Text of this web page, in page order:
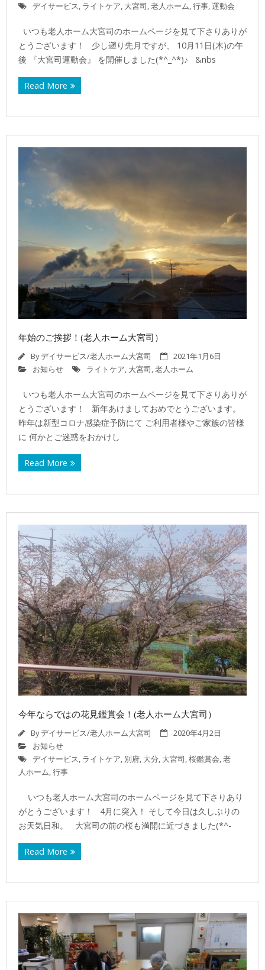
デイサービス, ライトケア, 大宮司,老人ホーム,行事,運動会
いつも老人ホーム大宮司のホームページを見て下さりありが
とうございます！ 少し遡り先月ですが、 10月11日(木)の午
後 『大宮司運動会』 を開催しました(*^_^*)♪ &nbs
Read More
年始のご挨拶！(老人ホーム大宮司）
Byデイサービス/老人ホーム大宮司
2021年1月6日
お知らせ
ライトケア, 大宮司,老人ホーム
いつも老人ホーム大宮司のホームページを見て下さりありが
とうございます！ 新年あけましておめでとうございます。
昨年は新型コロナ感染症予防にて ご利用者様やご家族の皆様
に 何かとご迷惑をおかけし
Read More
今年ならではの花見鑑賞会！(老人ホーム大宮司）
Byデイサービス/老人ホーム大宮司
2020年4月2日
お知らせ
デイサービス, ライトケア, 別府, 大分, 大宮司,桜鑑賞会,老
人ホーム,行事
いつも老人ホーム大宮司のホームページを見て下さりあり
がとうございます！ 4月に突入！ そして今日は久しぶりの
お天気日和。 大宮司の前の桜も満開に近づきました(*^-
Read More